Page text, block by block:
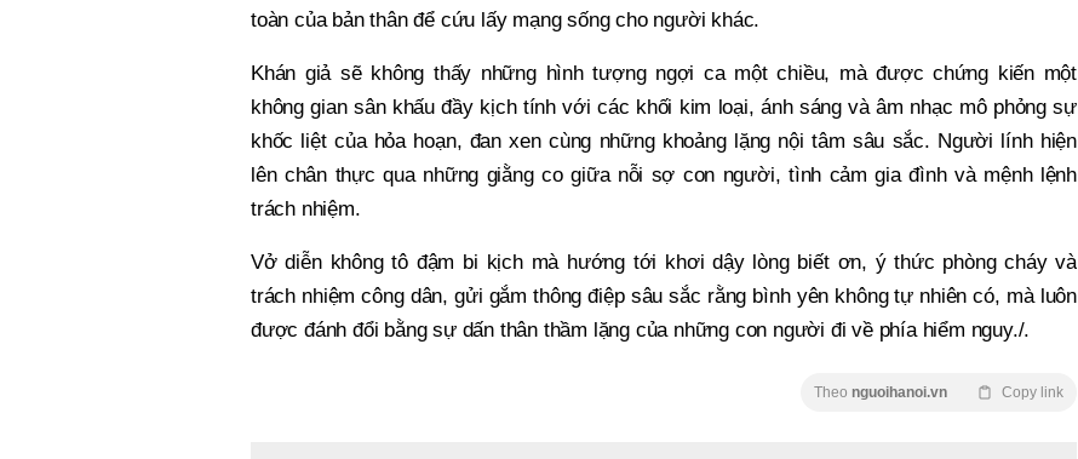
toàn của bản thân để cứu lấy mạng sống cho người khác.
Khán giả sẽ không thấy những hình tượng ngợi ca một chiều, mà được chứng kiến một
không gian sân khấu đầy kịch tính với các khối kim loại, ánh sáng và âm nhạc mô phỏng sự
khốc liệt của hỏa hoạn, đan xen cùng những khoảng lặng nội tâm sâu sắc. Người lính hiện
lên chân thực qua những giằng co giữa nỗi sợ con người, tình cảm gia đình và mệnh lệnh
trách nhiệm.
Vở diễn không tô đậm bi kịch mà hướng tới khơi dậy lòng biết ơn, ý thức phòng cháy và
trách nhiệm công dân, gửi gắm thông điệp sâu sắc rằng bình yên không tự nhiên có, mà luôn
được đánh đổi bằng sự dấn thân thầm lặng của những con người đi về phía hiểm nguy./.
Theo nguoihanoi.vn Copy link